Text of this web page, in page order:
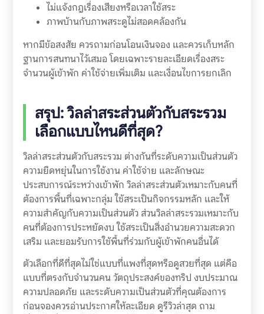
ไม่แจ้งกฎเรื่องเสียงหรือเวลาใช้สระ
ภาพบ้านกับภาพสระดูไม่สอดคล้องกัน
หากมีข้อสงสัย ควรถามก่อนโอนเงินจอง และควรเก็บหลัก
ฐานการสนทนาไว้เสมอ โดยเฉพาะรายละเอียดเรื่องสระ
จำนวนผู้เข้าพัก ค่าใช้จ่ายเพิ่มเติม และเงื่อนไขการยกเลิก
สรุป: วิลล่าสระส่วนตัวกับสระรวม
เลือกแบบไหนดีที่สุด?
วิลล่าสระส่วนตัวกับสระรวม ต่างกันที่ระดับความเป็นส่วนตัว
ความยืดหยุ่นในการใช้งาน ค่าใช้จ่าย และลักษณะ
ประสบการณ์ระหว่างเข้าพัก วิลล่าสระส่วนตัวเหมาะกับคนที่
ต้องการพื้นที่เฉพาะกลุ่ม ใช้สระเป็นกิจกรรมหลัก และให้
ความสำคัญกับความเป็นส่วนตัว ส่วนวิลล่าสระรวมเหมาะกับ
คนที่ต้องการประหยัดงบ ใช้สระเป็นสิ่งอำนวยความสะดวก
เสริม และยอมรับการใช้พื้นที่ร่วมกับผู้เข้าพักคนอื่นได้
ตัวเลือกที่ดีที่สุดไม่ใช่แบบที่แพงที่สุดหรือดูสวยที่สุด แต่คือ
แบบที่ตรงกับจำนวนคน วัตถุประสงค์ของทริป งบประมาณ
ความปลอดภัย และระดับความเป็นส่วนตัวที่คุณต้องการ
ก่อนจองควรอ่านประกาศให้ละเอียด ดูรีวิวล่าสุด ถาม